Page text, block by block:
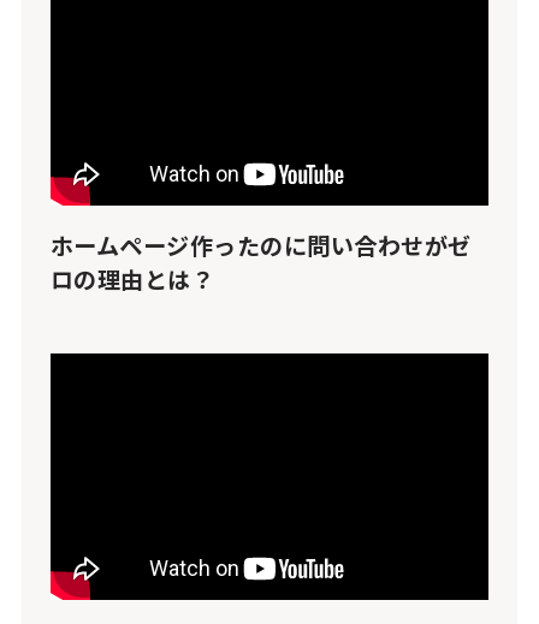
ホームページ作ったのに問い合わせがゼ
ロの理由とは？